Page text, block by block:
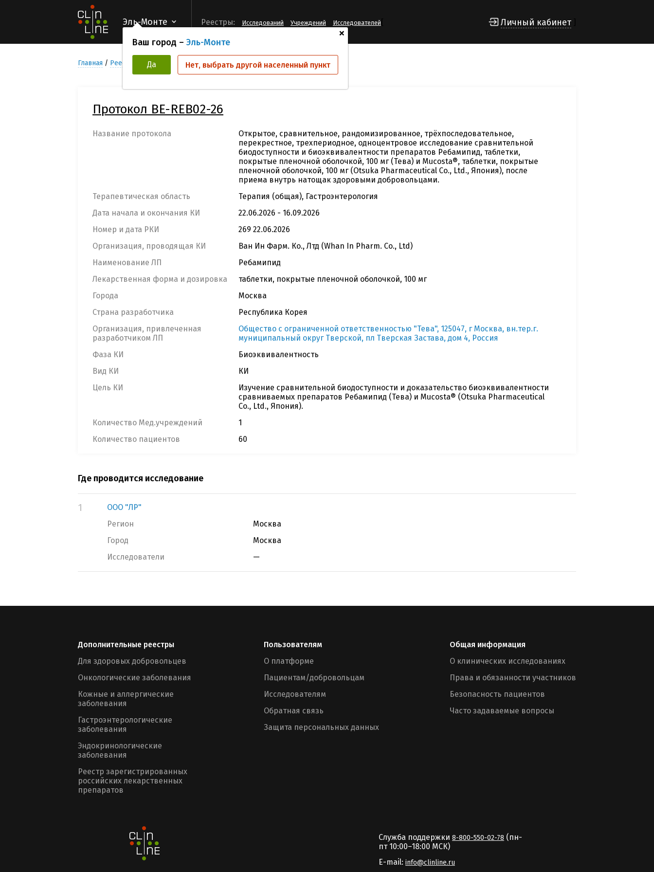
Эль-Монте
+
Ваш город – Эль-Монте
Да Нет, выбрать другой населенный пункт
Реестры: Исследований Учреждений Исследователей Личный кабинет
Главная Реестр Клинических исследований BE-REB02-26
Протокол BE-REB02-26
Название протокола
Открытое, сравнительное, рандомизированное, трёхпоследовательное,
перекрестное, трехпериодное, одноцентровое исследование сравнительной
биодоступности и биоэквивалентности препаратов Ребамипид, таблетки,
покрытые пленочной оболочкой, 100 мг (Тева) и Mucosta®, таблетки, покрытые
пленочной оболочкой, 100 мг (Otsuka Pharmaceutical Co., Ltd., Япония), после
приема внутрь натощак здоровыми добровольцами.
Терапевтическая область
Терапия (общая), Гастроэнтерология
Дата начала и окончания КИ
22.06.2026 - 16.09.2026
Номер и дата РКИ
269 22.06.2026
Организация, проводящая КИ
Ван Ин Фарм. Ко., Лтд (Whan In Pharm. Co., Ltd)
Наименование ЛП
Ребамипид
Лекарственная форма и дозировка
таблетки, покрытые пленочной оболочкой, 100 мг
Города
Москва
Страна разработчика
Республика Корея
Организация, привлеченная
разработчиком ЛП
Общество с ограниченной ответственностью "Тева", 125047, г Москва, вн.тер.г.
муниципальный округ Тверской, пл Тверская Застава, дом 4, Россия
Фаза КИ
Биоэквивалентность
Вид КИ
КИ
Цель КИ
Изучение сравнительной биодоступности и доказательство биоэквивалентности
сравниваемых препаратов Ребамипид (Тева) и Mucosta® (Otsuka Pharmaceutical
Co., Ltd., Япония).
Количество Мед.учреждений
1
Количество пациентов
60
Где проводится исследование
1
ООО "ЛР"
Регион
Москва
Город
Москва
Исследователи
—
Дополнительные реестры
Для здоровых добровольцев
Онкологические заболевания
Кожные и аллергические
заболевания
Гастроэнтерологические
заболевания
Эндокринологические
заболевания
Реестр зарегистрированных
российских лекарственных
препаратов
Пользователям
О платформе
Пациентам/добровольцам
Исследователям
Обратная связь
Защита персональных данных
Общая информация
О клинических исследованиях
Права и обязанности участников
Безопасность пациентов
Часто задаваемые вопросы
Служба поддержки 8-800-550-02-78 (пн-
пт 10:00–18:00 MCК)
E-mail: info@clinline.ru